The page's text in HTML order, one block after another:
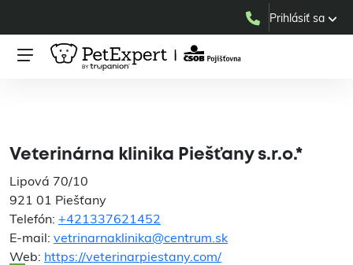
Prihlásiť sa
Veterinárna klinika Piešťany s.r.o.*
Lipová 70/10
921 01 Piešťany
Telefón: +421337621452
E-mail: vetrinarnaklinika@centrum.sk
Web: https://veterinarpiestany.com/